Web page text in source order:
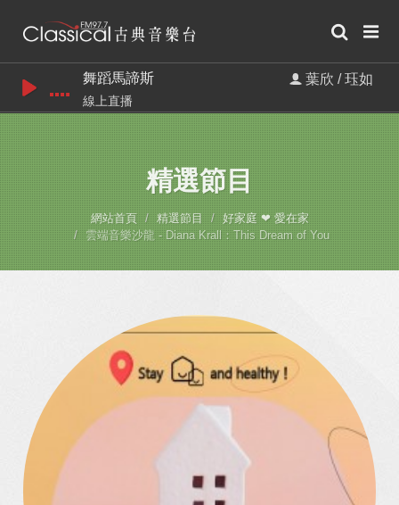
舞蹈馬諦斯 葉欣 / 珏如
線上直播